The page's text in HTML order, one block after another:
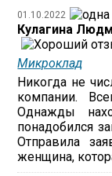
01.10.2022
Кулагина
Микроклад
Никогда не
компании.
Однажды
понадобился
Отправила
женщина,